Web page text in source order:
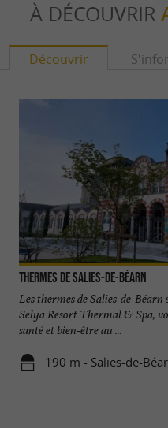
À DÉCOUVRIR
Découvrir
Thermes de Salies-de-Béarn
Les thermes de Salies-de-Béarn
Selya Resort Thermal & Spa,
santé et bien-être au ...
190 m - Salies-de-